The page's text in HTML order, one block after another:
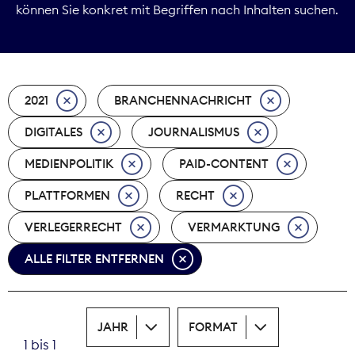
Marktdaten
Nachhaltigkeit
Nachwuchs
Nova Award
Pressefreiheit
Print
können Sie konkret mit Begriffen nach Inhalten suchen.
2021 BRANCHENNACHRICHT
DIGITALES JOURNALISMUS
MEDIENPOLITIK PAID-CONTENT
PLATTFORMEN RECHT
VERLEGERRECHT VERMARKTUNG
ALLE FILTER ENTFERNEN
1 bis 1
JAHR FORMAT